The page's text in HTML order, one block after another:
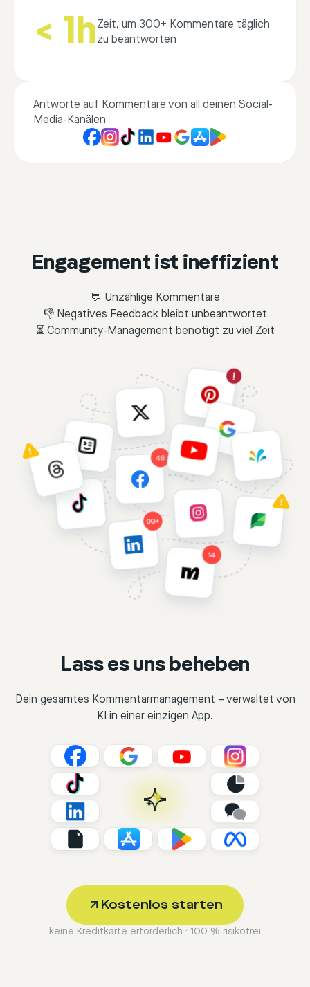
< 1hZeit, um 300+ Kommentare täglich
zu beantworten
Antworte auf Kommentare von all deinen Social-
Media-Kanälen
Engagement ist ineffizient
💬 Unzählige Kommentare
👎 Negatives Feedback bleibt unbeantwortet
⏳ Community-Management benötigt zu viel Zeit
Lass es uns beheben
Dein gesamtes Kommentarmanagement – verwaltet von
KI in einer einzigen App.
Kostenlos starten
keine Kreditkarte erforderlich · 100 % risikofrei